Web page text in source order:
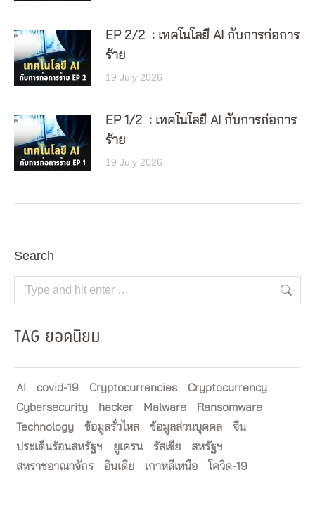
EP 2/2 : เทคโนโลยี AI กับการก่อการ
ร้าย
19 July 2026
EP 1/2 : เทคโนโลยี AI กับการก่อการ
ร้าย
19 July 2026
Search
Search:
TAG ยอดนิยม
AI covid-19 Cryptocurrencies
Cryptocurrency
Cybersecurity
hacker Malware
Ransomware
Technology
ข้อมูลรั่วไหล ข้อมูลส่วนบุคคล
จีน
ประเด็นร้อนสหรัฐฯ
ยูเครน รัสเซีย
สหรัฐฯ
สหราชอาณาจักร
อินเดีย เกาหลีเหนือ โควิด-19